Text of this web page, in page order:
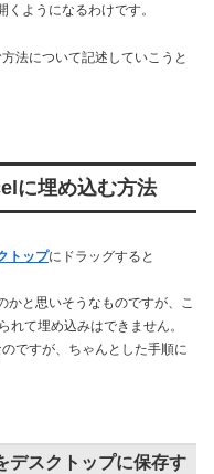
ようになるわけです。
法について記述していこうと
に埋め込む方法
トップにドラッグすると
かと思いそうなものですが、こ
れて埋め込みはできません。
ですが、ちゃんとした手順に
スクトップに保存す